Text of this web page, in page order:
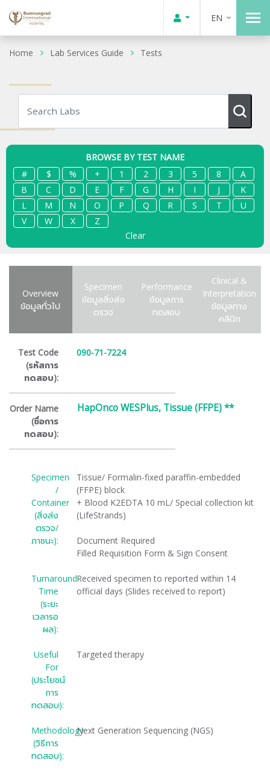
EN
Home Lab Services Guide Tests
BROWSE BY TEST NAME
#
$ % + 1 2 3 5 8
A
B
C D E F G H I J
K
L
M N O P Q R S T
U
V
W X
Z
Clear
Overview
ข้อมูลทั่วไป
Specimen
ข้อมูลสิ่งส่ง
ตรวจ
Performance
ข้อมูลการ
ทดสอบ
Clinical &
Interpretation
ข้อมูลทาง
คลินิก
Test Code
(รหัสการ
ทดสอบ):
090-71-7224
Order Name
(ชื่อการ
ทดสอบ):
HapOnco WESPlus, Tissue (FFPE) **
Specimen
/
Container
(สิ่งส่ง
ตรวจ/
ภาชนะ):
Tissue/ Formalin-fixed paraffin-embedded
(FFPE) block
+ Blood K2EDTA 10 mL/ Special collection kit
(LifeStrands)
Document Required
Filled Requisition Form & Sign Consent
Turnaround
Time
(ระยะ
เวลารอ
ผล):
Received specimen to reported within 14
official days (Slides received to report)
Useful
For
(ประโยชน์
การ
ทดสอบ):
Targeted therapy
Methodology
(วิธีการ
ทดสอบ):
Next Generation Sequencing (NGS)